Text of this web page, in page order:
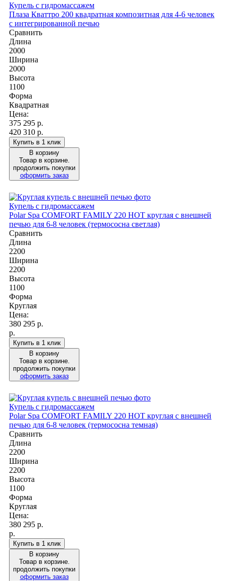
Купель с гидромассажем
Плаза Кваттро 200 квадратная композитная для 4-6 человек
с интегрированной печью
Сравнить
Длина
2000
Ширина
2000
Высота
1100
Форма
Квадратная
Цена:
375 295 р.
420 310 р.
Купить в 1 клик
В корзину
Товар в корзине.
продолжить покупки
оформить заказ
Купель с гидромассажем
Polar Spa COMFORT FAMILY 220 HOT круглая с внешней
печью для 6-8 человек (термососна светлая)
Сравнить
Длина
2200
Ширина
2200
Высота
1100
Форма
Круглая
Цена:
380 295 р.
р.
Купить в 1 клик
В корзину
Товар в корзине.
продолжить покупки
оформить заказ
Купель с гидромассажем
Polar Spa COMFORT FAMILY 220 HOT круглая c внешней
печью для 6-8 человек (термососна темная)
Сравнить
Длина
2200
Ширина
2200
Высота
1100
Форма
Круглая
Цена:
380 295 р.
р.
Купить в 1 клик
В корзину
Товар в корзине.
продолжить покупки
оформить заказ